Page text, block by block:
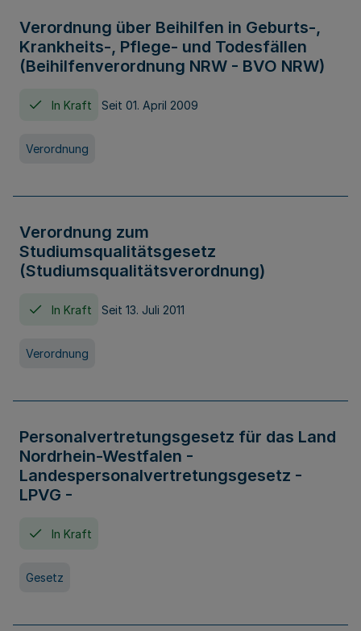
Verordnung über Beihilfen in Geburts-,
Krankheits-, Pflege- und Todesfällen
(Beihilfenverordnung NRW - BVO NRW)
In Kraft Seit 01. April 2009
Verordnung
Verordnung zum
Studiumsqualitätsgesetz
(Studiumsqualitätsverordnung)
In Kraft Seit 13. Juli 2011
Verordnung
Personalvertretungsgesetz für das Land
Nordrhein-Westfalen -
Landespersonalvertretungsgesetz -
LPVG -
In Kraft
Gesetz